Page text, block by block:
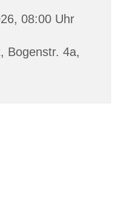
08:00 Uhr
Bogenstr. 4a,